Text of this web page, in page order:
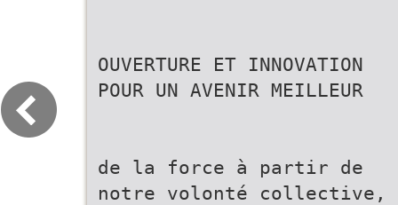
OUVERTURE ET INNOVATION
POUR UN AVENIR MEILLEUR
de la force à partir de
notre volonté collective,